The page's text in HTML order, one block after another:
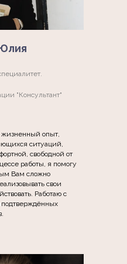
"Консультант"
опыт,
ситуаций,
свободной от
работы, я помогу
Вам сложно
свои
Работаю с
подтверждённых